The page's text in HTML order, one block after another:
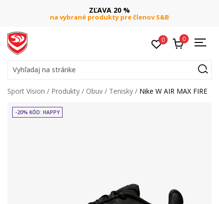
ZĽAVA 20 %
na vybrané produkty pre členov S&B
0 0
Vyhľadaj na stránke
Sport Vision Produkty Obuv Tenisky Nike W AIR MAX FIRE
-20% KÓD: HAPPY